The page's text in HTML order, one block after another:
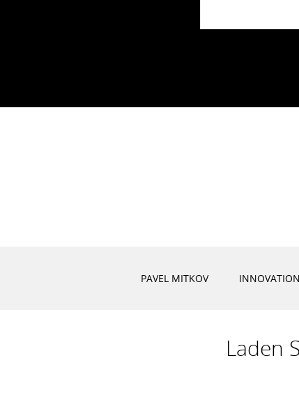
PAVEL MITKOV
Laden